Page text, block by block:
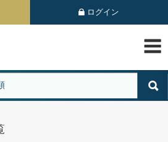
ログイン